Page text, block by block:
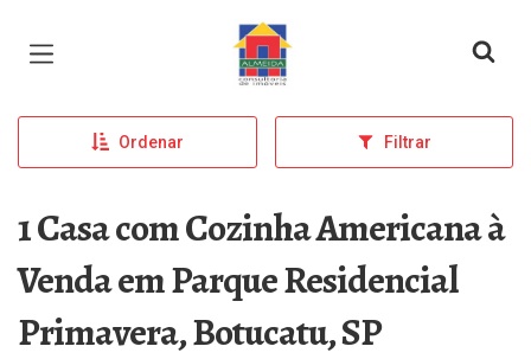
Página inicial
Ordenar Filtrar
1 Casa com Cozinha Americana à
Venda em Parque Residencial
Primavera, Botucatu, SP